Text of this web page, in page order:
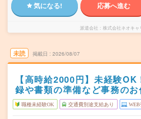
気になる! 応募へ進む
派遣会社 株式会社ネオキャ
未読 掲載日 2026/08/07
【高時給2000円】未経験
録や書類の準備など事務のお
職種未経験OK 交通費別途支給あり WEB